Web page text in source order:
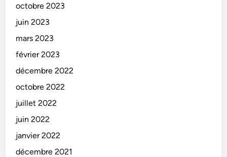
octobre 2023
juin 2023
mars 2023
février 2023
décembre 2022
octobre 2022
juillet 2022
juin 2022
janvier 2022
décembre 2021